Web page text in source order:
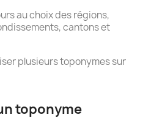
au choix des régions,
cantons et
plusieurs toponymes sur
toponyme